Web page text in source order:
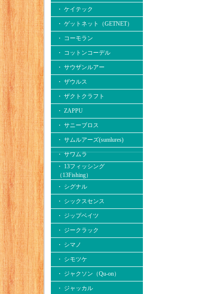
・ ケイテック
・ ゲットネット（GETNET）
・ コーモラン
・ コットンコーデル
・ サウザンルアー
・ ザウルス
・ ザクトクラフト
・ ZAPPU
・ サニーブロス
・ サムルアーズ(sumlures)
・ サワムラ
・ 13フィッシング
（13Fishing）
・ シグナル
・ シックスセンス
・ ジップベイツ
・ ジークラック
・ シマノ
・ シモツケ
・ ジャクソン（Qu-on）
・ ジャッカル